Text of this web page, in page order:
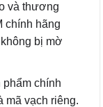
và thương
chính hãng
bị mờ
phẩm chính
mã vạch riêng.